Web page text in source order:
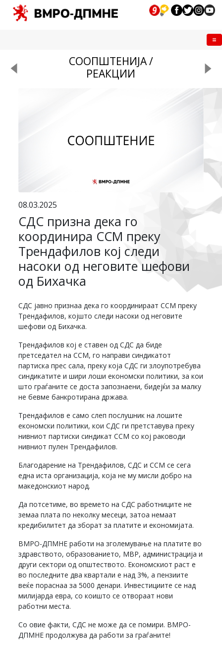
СООПШТЕНИЈА /
РЕАКЦИИ
08.03.2025
СДС призна дека го
координира ССМ преку
Трендафилов кој следи
насоки од неговите шефови
од Бихачка
СДС јавно признаа дека го координираат ССМ преку
Трендафилов, којшто следи насоки од неговите
шефови од Бихачка.
Трендафилов кој е ставен од СДС да биде
претседател на ССМ, го направи синдикатот
партиска прес сала, преку која СДС ги злоупотребува
синдикатите и шири лоши економски политики, за кои
што граѓаните се доста запознаени, бидејќи за малку
не бевме банкротирана држава.
Трендафилов е само слеп послушник на лошите
економски политики, кои СДС ги претставува преку
нивниот партиски синдикат ССМ со кој раководи
нивниот пулен Трендафилов.
Благодарение на Трендафилов, СДС и ССМ се сега
една иста организација, која не му мисли добро на
македонскиот народ.
Да потсетиме, во времето на СДС работниците не
земаа плата по неколку месеци, затоа немаат
кредибилитет да зборат за платите и економијата.
ВМРО-ДПМНЕ работи на зголемување на платите во
здравството, образованието, МВР, администрација и
други сектори од општеството. Економскиот раст е
во последните два квартали е над 3%, а пензиите
веќе пораснаа за 5000 денари. Инвестициите се над
милијарда евра, со коишто се отвораат нови
работни места.
Со овие факти, СДС не може да се помири. ВМРО-
ДПМНЕ продолжува да работи за граѓаните!